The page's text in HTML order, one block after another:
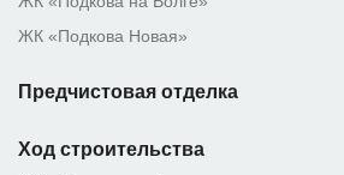
ЖК «Подкова Новая»
Предчистовая отделка
Ход строительства